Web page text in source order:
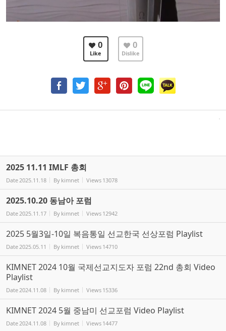
0
Like
0
Dislike
2025 11.11 IMLF 총회
Date2025.11.18 By kimnet Views 13078
2025.10.20 동남아 포럼
Date2025.11.17 By kimnet Views 12942
2025 5월3일-10일 복음통일 선교한국 선상포럼 Playlist
Date2025.05.11 By kimnet Views 14710
KIMNET 2024 10월 국제선교지도자 포럼 22nd 총회 Video
Playlist
Date2024.11.08 By kimnet Views 15336
KIMNET 2024 5월 중남미 선교포럼 Video Playlist
Date2024.11.08 By kimnet Views 14477